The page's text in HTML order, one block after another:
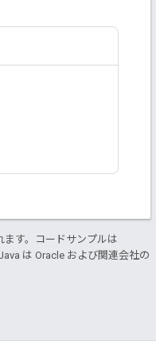
ます。コードサンプルは
は Oracle および関連会社の